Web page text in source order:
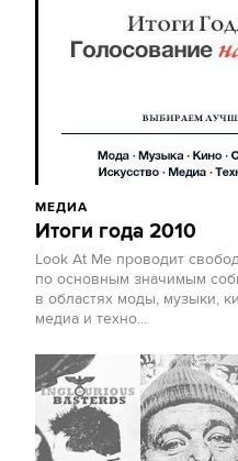
МЕДИА
Итоги года 2010
Look At Me проводит
по основным значимым
в областях моды, музыки,
медиа и техно...